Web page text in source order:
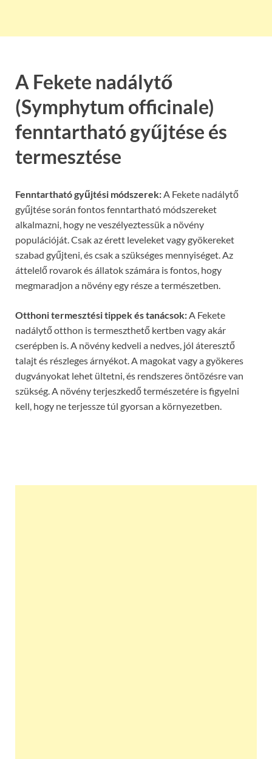
A Fekete nadálytő
(Symphytum officinale)
fenntartható gyűjtése és
termesztése
Fenntartható gyűjtési módszerek: A Fekete nadálytő
gyűjtése során fontos fenntartható módszereket
alkalmazni, hogy ne veszélyeztessük a növény
populációját. Csak az érett leveleket vagy gyökereket
szabad gyűjteni, és csak a szükséges mennyiséget. Az
áttelelő rovarok és állatok számára is fontos, hogy
megmaradjon a növény egy része a természetben.
Otthoni termesztési tippek és tanácsok: A Fekete
nadálytő otthon is termeszthető kertben vagy akár
cserépben is. A növény kedveli a nedves, jól áteresztő
talajt és részleges árnyékot. A magokat vagy a gyökeres
dugványokat lehet ültetni, és rendszeres öntözésre van
szükség. A növény terjeszkedő természetére is figyelni
kell, hogy ne terjessze túl gyorsan a környezetben.